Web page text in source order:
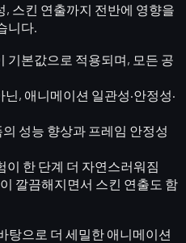
, 스킨 연출까지 전반에 영향을
니다.
기본값으로 적용되며, 모든 공
닌, 애니메이션 일관성·안정성·
의 성능 향상과 프레임 안정성
이 한 단계 더 자연스러워짐
깔끔해지면서 스킨 연출도 함
탕으로 더 세밀한 애니메이션